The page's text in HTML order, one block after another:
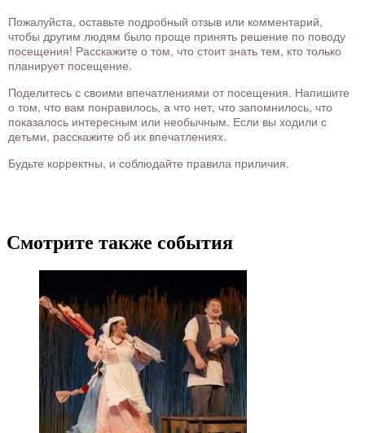
Пожалуйста, оставьте подробный отзыв или комментарий,
чтобы другим людям было проще принять решение по поводу
посещения! Расскажите о том, что стоит знать тем, кто только
планирует посещение.
Поделитесь с своими впечатлениями от посещения. Напишите
о том, что вам понравилось, а что нет, что запомнилось, что
показалось интересным или необычным. Если вы ходили с
детьми, расскажите об их впечатлениях.
Будьте корректны, и соблюдайте правила приличия.
Смотрите также события